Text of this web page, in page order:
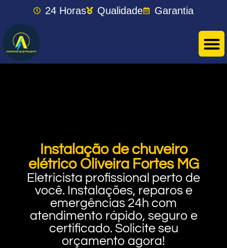
24 Horas Qualidade Garantia
Instalação de chuveiro
elétrico Oliveira Fortes MG
Eletricista profissional perto de
você. Instalações, reparos e
emergências 24h com
atendimento rápido, seguro e
certificado. Solicite seu
orçamento agora!